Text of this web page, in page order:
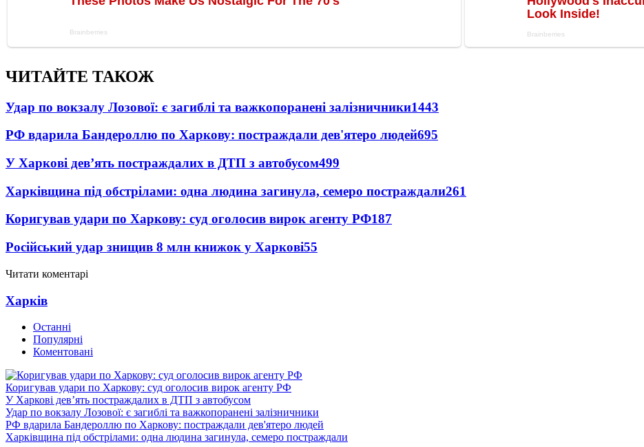
ЧИТАЙТЕ ТАКОЖ
Удар по вокзалу Лозової: є загиблі та важкопоранені залізничники1443
РФ вдарила Бандероллю по Харкову: постраждали дев'ятеро людей695
У Харкові дев’ять постраждалих в ДТП з автобусом499
Харківщина під обстрілами: одна людина загинула, семеро постраждали261
Коригував удари по Харкову: суд оголосив вирок агенту РФ187
Російський удар знищив 8 млн книжок у Харкові55
Читати коментарі
Харків
Останні
Популярні
Коментовані
Коригував удари по Харкову: суд оголосив вирок агенту РФ
У Харкові дев’ять постраждалих в ДТП з автобусом
Удар по вокзалу Лозової: є загиблі та важкопоранені залізничники
РФ вдарила Бандероллю по Харкову: постраждали дев'ятеро людей
Харківщина під обстрілами: одна людина загинула, семеро постраждали